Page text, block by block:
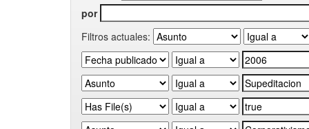
por
Filtros actuales: